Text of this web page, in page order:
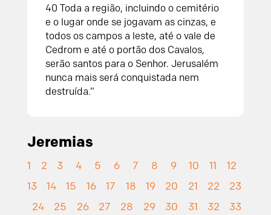
40 Toda a região, incluindo o cemitério
e o lugar onde se jogavam as cinzas, e
todos os campos a leste, até o vale de
Cedrom e até o portão dos Cavalos,
serão santos para o Senhor. Jerusalém
nunca mais será conquistada nem
destruída.”
Jeremias
1 2 3 4 5 6 7 8 9 10 11
12
13
14 15 16 17 18 19 20 21 22
23
24
25 26 27 28 29 30 31 32
33